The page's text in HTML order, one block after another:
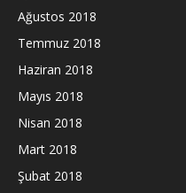
Ağustos 2018
Temmuz 2018
Haziran 2018
Mayıs 2018
Nisan 2018
Mart 2018
Şubat 2018